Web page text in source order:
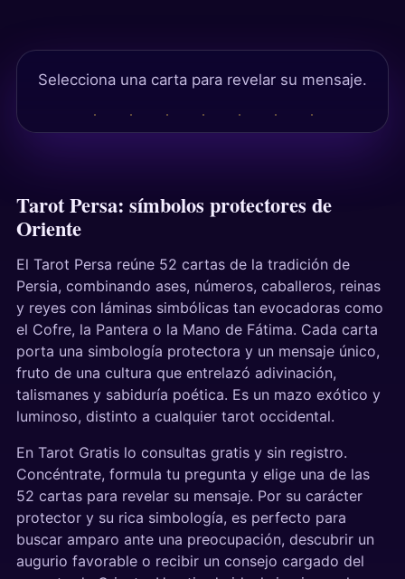
Selecciona una carta para revelar su mensaje.
Tarot Persa: símbolos protectores de
Oriente
El Tarot Persa reúne 52 cartas de la tradición de
Persia, combinando ases, números, caballeros, reinas
y reyes con láminas simbólicas tan evocadoras como
el Cofre, la Pantera o la Mano de Fátima. Cada carta
porta una simbología protectora y un mensaje único,
fruto de una cultura que entrelazó adivinación,
talismanes y sabiduría poética. Es un mazo exótico y
luminoso, distinto a cualquier tarot occidental.
En Tarot Gratis lo consultas gratis y sin registro.
Concéntrate, formula tu pregunta y elige una de las
52 cartas para revelar su mensaje. Por su carácter
protector y su rica simbología, es perfecto para
buscar amparo ante una preocupación, descubrir un
augurio favorable o recibir un consejo cargado del